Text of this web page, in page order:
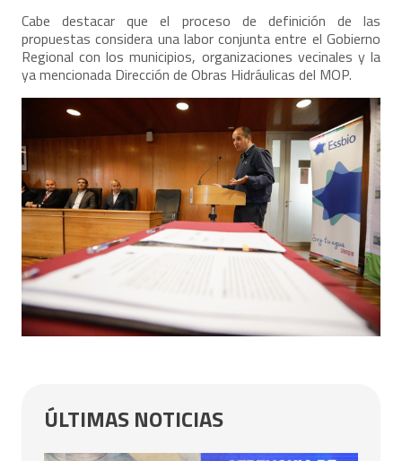
Cabe destacar que el proceso de definición de las
propuestas considera una labor conjunta entre el Gobierno
Regional con los municipios, organizaciones vecinales y la
ya mencionada Dirección de Obras Hidráulicas del MOP.
ÚLTIMAS NOTICIAS